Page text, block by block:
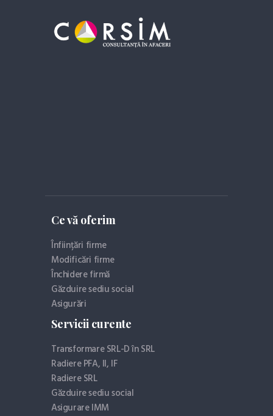
Ce vă oferim
Înființări firme
Modificări firme
Închidere firmă
Găzduire sediu social
Asigurări
Servicii curente
Transformare SRL-D în SRL
Radiere PFA, II, IF
Radiere SRL
Găzduire sediu social
Asigurare IMM